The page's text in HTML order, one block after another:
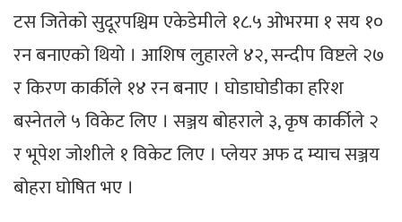
टस जितेको सुदूरपश्चिम एकेडेमीले १८.५ ओभरमा १ सय १०
रन बनाएको थियो । आशिष लुहारले ४२, सन्दीप विष्टले २७
र किरण कार्कीले १४ रन बनाए । घोडाघोडीका हरिश
बस्नेतले ५ विकेट लिए । सञ्जय बोहराले ३, कृष कार्कीले २
र भूपेश जोशीले १ विकेट लिए । प्लेयर अफ द म्याच सञ्जय
बोहरा घोषित भए ।